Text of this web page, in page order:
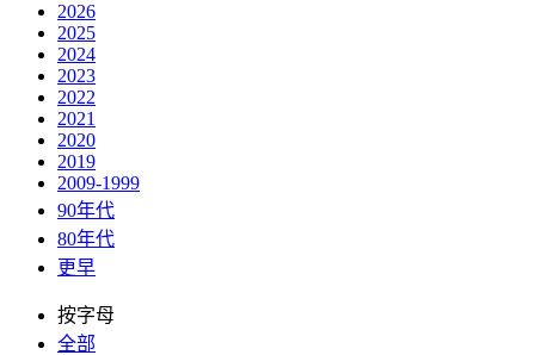
2026
2025
2024
2023
2022
2021
2020
2019
2009-1999
90年代
80年代
更早
按字母
全部